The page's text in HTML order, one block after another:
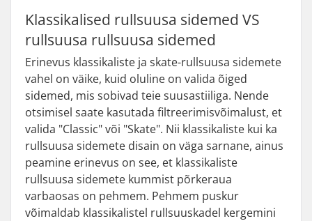
Klassikalised rullsuusa sidemed VS
rullsuusa rullsuusa sidemed
Erinevus klassikaliste ja skate-rullsuusa sidemete
vahel on väike, kuid oluline on valida õiged
sidemed, mis sobivad teie suusastiiliga. Nende
otsimisel saate kasutada filtreerimisvõimalust, et
valida "Classic" või "Skate". Nii klassikaliste kui ka
rullsuusa sidemete disain on väga sarnane, ainus
peamine erinevus on see, et klassikaliste
rullsuusa sidemete kummist põrkeraua
varbaosas on pehmem. Pehmem puskur
võimaldab klassikalistel rullsuuskadel kergemini